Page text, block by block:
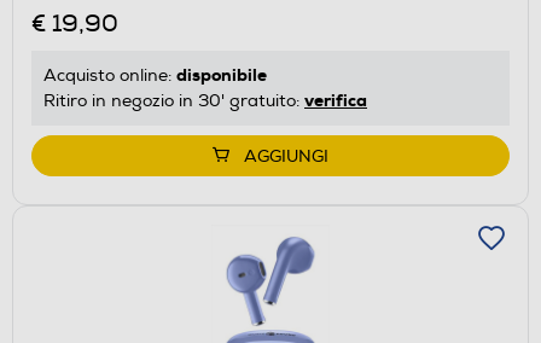
€ 19,90
Acquisto online: disponibile
Ritiro in negozio in 30' gratuito: verifica
AGGIUNGI